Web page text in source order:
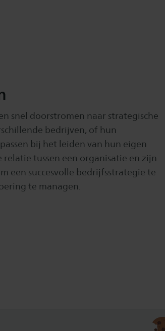
snel doorstromen naar strategische
bedrijven, of hun
bij het leiden van hun eigen
tussen een organisatie en zijn
een succesvolle bedrijfsstrategie te
te managen.